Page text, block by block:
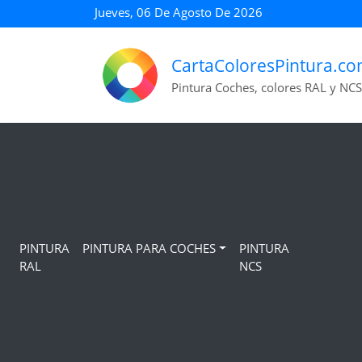
Jueves, 06 De Agosto De 2026
Pintura Coches, colores RAL y NCS
PINTURA
RAL
PINTURA PARA COCHES
PINTURA
NCS